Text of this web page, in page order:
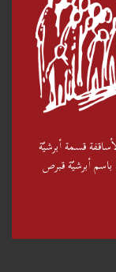
1988، أقرّ مجمع الأساقفة قسمة أبرشيّة
أبرشيّة قبرص